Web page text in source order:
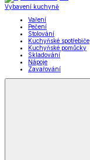
Vybavení kuchyně
Vaření
Pečení
Stolování
Kuchyňské spotřebiče
Kuchyňské pomůcky
Skladování
Nápoje
Zavařování